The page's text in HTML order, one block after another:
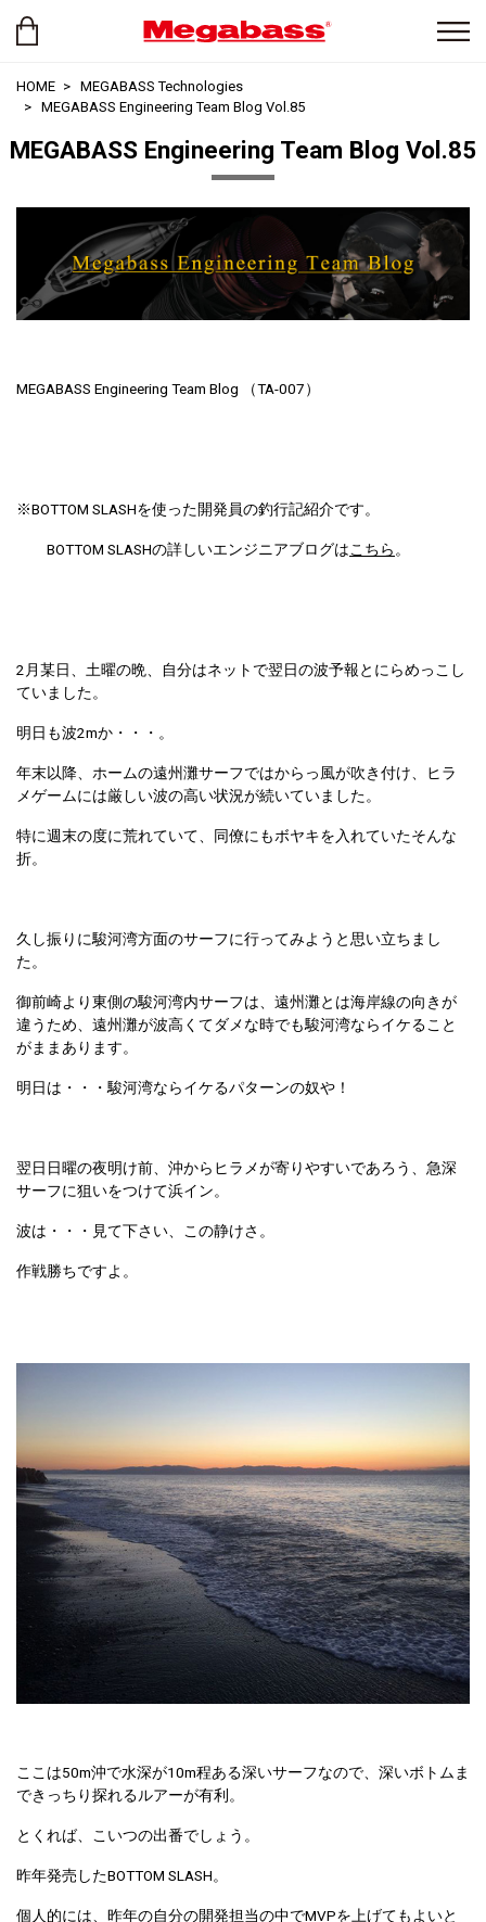
HOME
MEGABASS Technologies
MEGABASS Engineering Team Blog Vol.85
MEGABASS Engineering Team Blog Vol.85
MEGABASS Engineering Team Blog （TA-007）
※BOTTOM SLASHを使った開発員の釣行記紹介です。
BOTTOM SLASHの詳しいエンジニアブログはこちら。
2月某日、土曜の晩、自分はネットで翌日の波予報とにらめっこし
ていました。
明日も波2mか・・・。
年末以降、ホームの遠州灘サーフではからっ風が吹き付け、ヒラ
メゲームには厳しい波の高い状況が続いていました。
特に週末の度に荒れていて、同僚にもボヤキを入れていたそんな
折。
久し振りに駿河湾方面のサーフに行ってみようと思い立ちまし
た。
御前崎より東側の駿河湾内サーフは、遠州灘とは海岸線の向きが
違うため、遠州灘が波高くてダメな時でも駿河湾ならイケること
がままあります。
明日は・・・駿河湾ならイケるパターンの奴や！
翌日日曜の夜明け前、沖からヒラメが寄りやすいであろう、急深
サーフに狙いをつけて浜イン。
波は・・・見て下さい、この静けさ。
作戦勝ちですよ。
ここは50m沖で水深が10m程ある深いサーフなので、深いボトムま
できっちり探れるルアーが有利。
とくれば、こいつの出番でしょう。
昨年発売したBOTTOM SLASH。
個人的には、昨年の自分の開発担当の中でMVPを上げてもよいと